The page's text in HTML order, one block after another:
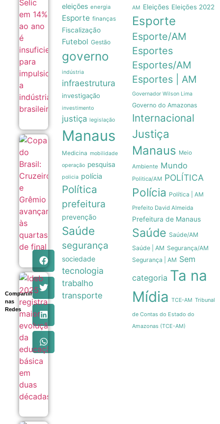
Compartilhe
nas
Redes
ano é
insuficiente
impulsionar
a indústria
05/08
Copa do
Brasil:
e Grêmio
avançam
quartas
05/08
Ideb
registra
maior
educação
décadas
eleições energia
Esporte finanças
Fiscalização
Futebol Gestão
governo
indústria
infraestrutura
investigação
investimento
justiça legislação
Manaus
Medicina mobilidade
operação pesquisa
policia polícia
Política
prefeitura
prevenção
Saúde
segurança
sociedade
tecnologia
trabalho
transporte
AM Eleições Eleições 2022
Esporte
Esporte/AM
Esportes
Esportes/AM
Esportes | AM
Governador Wilson Lima
Governo do Amazonas
Internacional
Justiça
Manaus Meio
Ambiente Mundo
Politica/AM POLÍTICA
Polícia Política | AM
Prefeito David Almeida
Prefeitura de Manaus
Saúde Saúde/AM
Saúde | AM Segurança/AM
Segurança | AM Sem
categoria Ta na
Mídia TCE-AM Tribunal
de Contas do Estado do
Amazonas (TCE-AM)